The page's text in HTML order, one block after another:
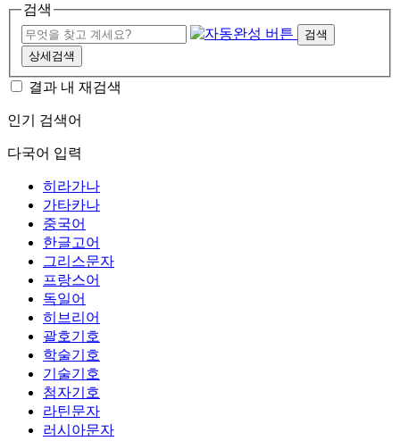
검색
검색
상세검색
결과 내 재검색
인기 검색어
다국어 입력
히라가나
가타카나
중국어
한글고어
그리스문자
프랑스어
독일어
히브리어
괄호기호
학술기호
기술기호
첨자기호
라틴문자
러시아문자